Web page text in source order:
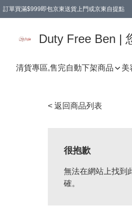
訂單買滿$999即包京東送貨上門或京東自提點
Duty Free Ben |
清貨專區,售完自動下架商品 美
< 返回商品列表
很抱歉
無法在網站上找到
確。